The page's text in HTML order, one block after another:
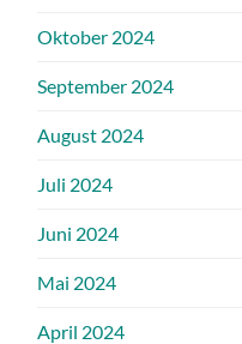
Oktober 2024
September 2024
August 2024
Juli 2024
Juni 2024
Mai 2024
April 2024